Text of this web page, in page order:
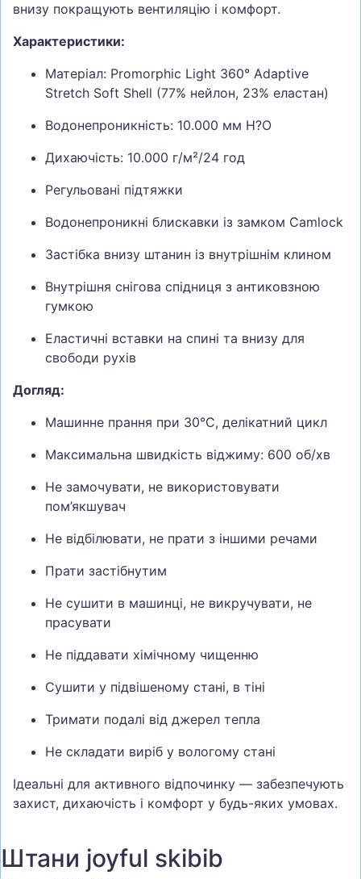
внизу покращують вентиляцію і комфорт.
Характеристики:
Матеріал: Promorphic Light 360° Adaptive
Stretch Soft Shell (77% нейлон, 23% еластан)
Водонепроникність: 10.000 мм H?O
Дихаючість: 10.000 г/м²/24 год
Регульовані підтяжки
Водонепроникні блискавки із замком Camlock
Застібка внизу штанин із внутрішнім клином
Внутрішня снігова спідниця з антиковзною
гумкою
Еластичні вставки на спині та внизу для
свободи рухів
Догляд:
Машинне прання при 30°C, делікатний цикл
Максимальна швидкість віджиму: 600 об/хв
Не замочувати, не використовувати
пом’якшувач
Не відбілювати, не прати з іншими речами
Прати застібнутим
Не сушити в машинці, не викручувати, не
прасувати
Не піддавати хімічному чищенню
Сушити у підвішеному стані, в тіні
Тримати подалі від джерел тепла
Не складати виріб у вологому стані
Ідеальні для активного відпочинку — забезпечують
захист, дихаючість і комфорт у будь-яких умовах.
Штани joyful skibib